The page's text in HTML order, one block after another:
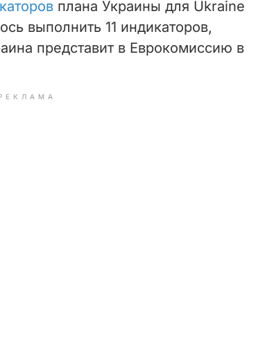
плана Украины для Ukraine
выполнить 11 индикаторов,
представит в Еврокомиссию в